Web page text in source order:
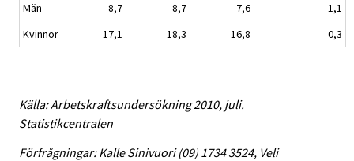
Män
8,7 8,7 7,6
1,1
Kvinnor
17,1 18,3 16,8 0,3
Källa: Arbetskraftsundersökning 2010, juli.
Statistikcentralen
Förfrågningar: Kalle Sinivuori (09) 1734 3524, Veli